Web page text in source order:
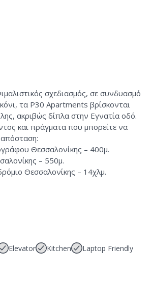
σχεδιασμός, σε συνδυασμό
τα P30 Apartments βρίσκονται
ακριβώς δίπλα στην Εγνατία οδό.
και πράγματα που μπορείτε να
απόσταση:
Θεσσαλονίκης – 400μ.
– 550μ.
Θεσσαλονίκης – 14χλμ.
Elevator Kitchen Laptop Friendly